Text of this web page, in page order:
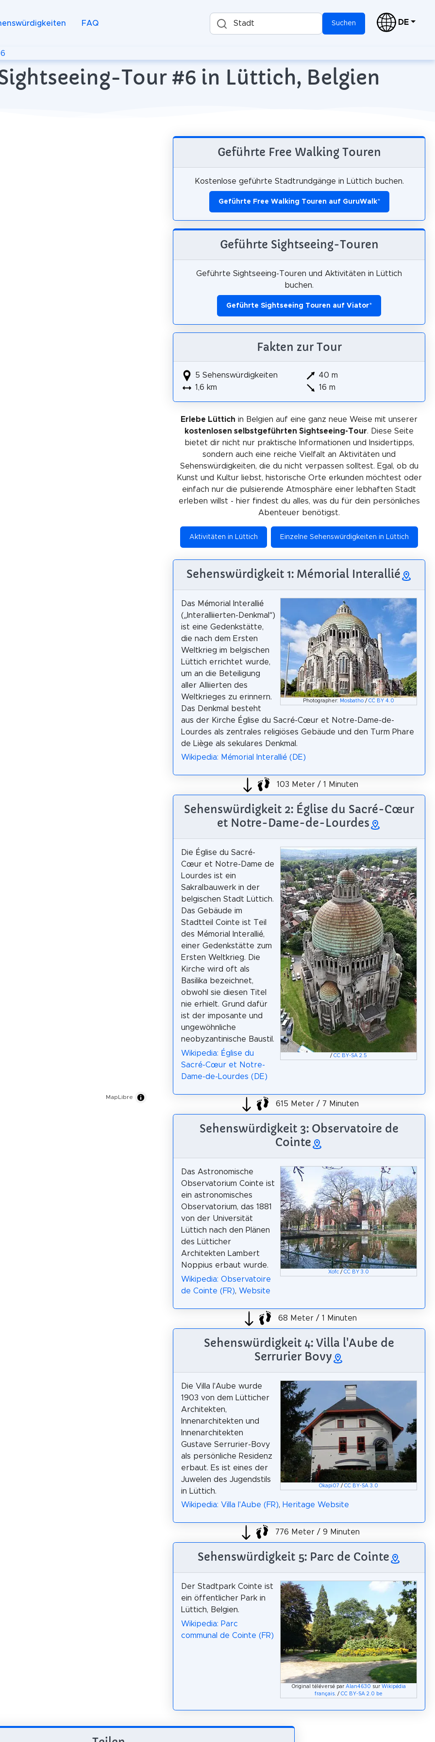
FAQ Stadt Suchen DE
Tour #6 in Lüttich, Belgien
MapLibre
Geführte Free Walking Touren
Kostenlose geführte Stadtrundgänge in Lüttich buchen.
Geführte Free Walking Touren auf GuruWalk*
Geführte Sightseeing-Touren
Geführte Sightseeing-Touren und Aktivitäten in Lüttich
buchen.
Geführte Sightseeing Touren auf Viator*
Fakten zur Tour
5 Sehenswürdigkeiten
1,6 km
40 m
16 m
Erlebe Lüttich in Belgien auf eine ganz neue Weise mit unserer
kostenlosen selbstgeführten Sightseeing-Tour. Diese Seite
bietet dir nicht nur praktische Informationen und Insidertipps,
sondern auch eine reiche Vielfalt an Aktivitäten und
Sehenswürdigkeiten, die du nicht verpassen solltest. Egal, ob du
Kunst und Kultur liebst, historische Orte erkunden möchtest oder
einfach nur die pulsierende Atmosphäre einer lebhaften Stadt
erleben willst - hier findest du alles, was du für dein persönliches
Abenteuer benötigst.
Aktivitäten in Lüttich Einzelne Sehenswürdigkeiten in Lüttich
Sehenswürdigkeit 1: Mémorial Interallié
Photographer: Mosbatho /CC BY 4.0
Das Mémorial Interallié
(„Interalliierten-Denkmal“)
ist eine Gedenkstätte,
die nach dem Ersten
Weltkrieg im belgischen
Lüttich errichtet wurde,
um an die Beteiligung
aller Alliierten des
Weltkrieges zu erinnern.
Das Denkmal besteht
aus der Kirche Église du Sacré-Cœur et Notre-Dame-de-
Lourdes als zentrales religiöses Gebäude und den Turm Phare
de Liège als sekulares Denkmal.
Wikipedia: Mémorial Interallié (DE)
103 Meter / 1 Minuten
Sehenswürdigkeit 2: Église du Sacré-Cœur
et Notre-Dame-de-Lourdes
/CC BY-SA 2.5
Die Église du Sacré-
Cœur et Notre-Dame de
Lourdes ist ein
Sakralbauwerk in der
belgischen Stadt Lüttich.
Das Gebäude im
Stadtteil Cointe ist Teil
des Mémorial Interallié,
einer Gedenkstätte zum
Ersten Weltkrieg. Die
Kirche wird oft als
Basilika bezeichnet,
obwohl sie diesen Titel
nie erhielt. Grund dafür
ist der imposante und
ungewöhnliche
neobyzantinische Baustil.
Wikipedia: Église du
Sacré-Cœur et Notre-
Dame-de-Lourdes (DE)
615 Meter / 7 Minuten
Sehenswürdigkeit 3: Observatoire de
Cointe
Xofc /CC BY 3.0
Das Astronomische
Observatorium Cointe ist
ein astronomisches
Observatorium, das 1881
von der Universität
Lüttich nach den Plänen
des Lütticher
Architekten Lambert
Noppius erbaut wurde.
Wikipedia: Observatoire
de Cointe (FR), Website
68 Meter / 1 Minuten
Sehenswürdigkeit 4: Villa l'Aube de
Serrurier Bovy
Okapi07 /CC BY-SA 3.0
Die Villa l'Aube wurde
1903 von dem Lütticher
Architekten,
Innenarchitekten und
Innenarchitekten
Gustave Serrurier-Bovy
als persönliche Residenz
erbaut. Es ist eines der
Juwelen des Jugendstils
in Lüttich.
Wikipedia: Villa l'Aube (FR), Heritage Website
776 Meter / 9 Minuten
Sehenswürdigkeit 5: Parc de Cointe
Original téléversé par Alan4630 sur Wikipédia
français . /CC BY-SA 2.0 be
Der Stadtpark Cointe ist
ein öffentlicher Park in
Lüttich, Belgien.
Wikipedia: Parc
communal de Cointe (FR)